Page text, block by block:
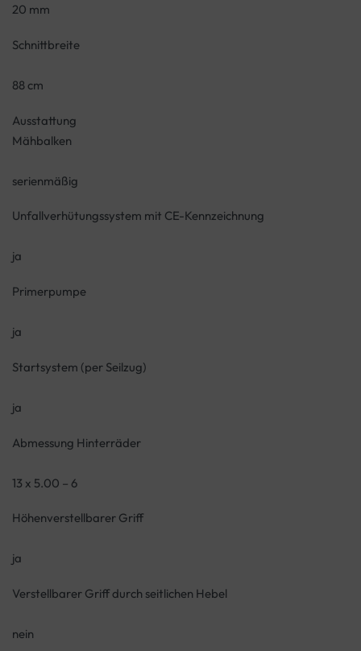
20 mm
Schnittbreite
88 cm
Ausstattung
Mähbalken
serienmäßig
Unfallverhütungssystem mit CE-Kennzeichnung
ja
Primerpumpe
ja
Startsystem (per Seilzug)
ja
Abmessung Hinterräder
13 x 5.00 – 6
Höhenverstellbarer Griff
ja
Verstellbarer Griff durch seitlichen Hebel
nein